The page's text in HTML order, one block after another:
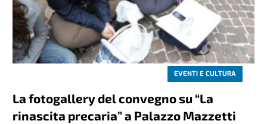
EVENTI E CULTURA
La fotogallery del convegno su “La
rinascita precaria” a Palazzo Mazzetti